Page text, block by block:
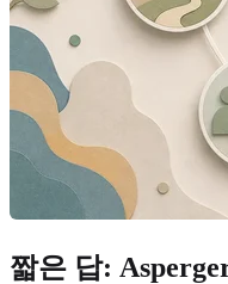
짧은 답: